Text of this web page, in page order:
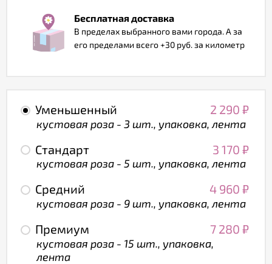
Бесплатная доставка
В пределах выбранного вами города. А за
его пределами всего +30 руб. за километр
Уменьшенный 2 290 ₽
кустовая роза - 3 шт., упаковка, лента
Стандарт 3 170 ₽
кустовая роза - 5 шт., упаковка, лента
Средний 4 960 ₽
кустовая роза - 9 шт., упаковка, лента
Премиум 7 280 ₽
кустовая роза - 15 шт., упаковка,
лента